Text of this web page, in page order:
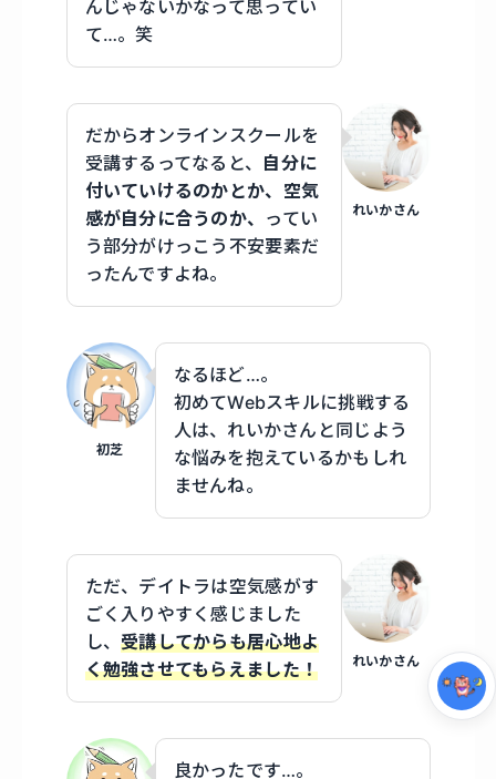
んじゃないかなって思ってい
て…。笑
れいかさん
だからオンラインスクールを
受講するってなると、 自分に
付いていけるのかとか、空気
感が自分に合うのか、 ってい
う部分がけっこう不安要素だ
ったんですよね。
初芝
なるほど…。
初めてWebスキルに挑戦する
人は、れいかさんと同じよう
な悩みを抱えているかもしれ
ませんね。
れいかさん
ただ、デイトラは空気感がす
ごく入りやすく感じました
し、受講してからも居心地よ
く勉強させてもらえました！
良かったです…。